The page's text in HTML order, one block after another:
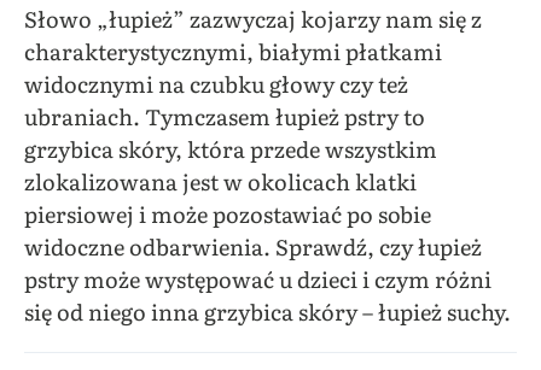
Słowo „łupież” zazwyczaj kojarzy nam się z
charakterystycznymi, białymi płatkami
widocznymi na czubku głowy czy też
ubraniach. Tymczasem łupież pstry to
grzybica skóry, która przede wszystkim
zlokalizowana jest w okolicach klatki
piersiowej i może pozostawiać po sobie
widoczne odbarwienia. Sprawdź, czy łupież
pstry może występować u dzieci i czym różni
się od niego inna grzybica skóry – łupież suchy.